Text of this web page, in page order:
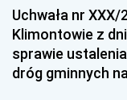
Uchwała nr
Klimontowie z
sprawie
dróg gminnych